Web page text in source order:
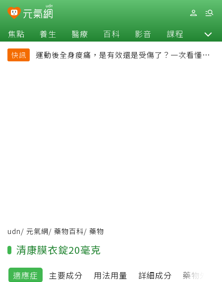
焦點 養生 醫療 百科 影音 課程 退休
快訊
運動後全身痠痛，是有效還是受傷了？一次看懂延
udn/ 元氣網/ 藥物百科/ 藥物
清康膜衣錠20毫克
適應症 主要成分 用法用量 詳細成分 藥物外觀